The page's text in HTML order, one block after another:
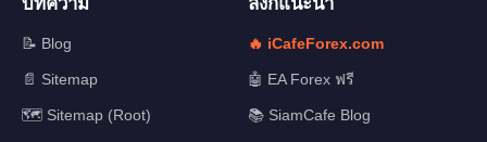
📝 Blog
📄 Sitemap
🗺️ Sitemap (Root)
🔥 iCafeForex.com
🤖 EA Forex ฟรี
📚 SiamCafe Blog